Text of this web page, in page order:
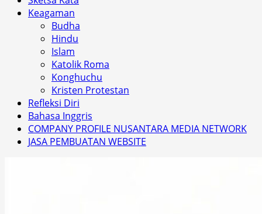
Keagaman
Budha
Hindu
Islam
Katolik Roma
Konghuchu
Kristen Protestan
Refleksi Diri
Bahasa Inggris
COMPANY PROFILE NUSANTARA MEDIA NETWORK
JASA PEMBUATAN WEBSITE